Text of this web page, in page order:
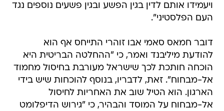
ויעמידו אותם לדין בגין הפשע ובגין פשעים נוספים נגד
העם הפלסטיני".
דובר חמאס סאמי אבו זוהרי התייחס אף הוא
להודעת מיליבנד ואמר, כי "ההחלטה הבריטית היא
הוכחה חותכת לכך שישראל מעורבת בחיסול מחמוד
אל-מבחוח". זאת, לדבריו, בנוסף להוכחות שיש בידי
הארגון. הוא הטיל שוב את האחריות לחיסול
אל-מבחוח על המוסד והבהיר, כי "גירוש הדיפלומט